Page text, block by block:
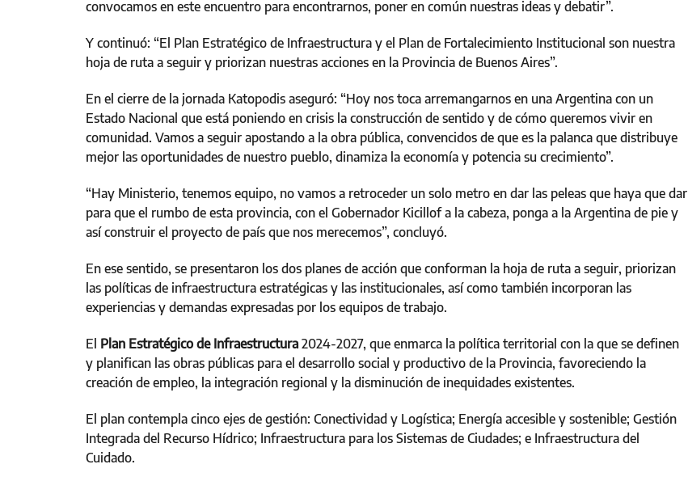
convocamos en este encuentro para encontrarnos, poner en común nuestras ideas y debatir”.
Y continuó: “El Plan Estratégico de Infraestructura y el Plan de Fortalecimiento Institucional son nuestra
hoja de ruta a seguir y priorizan nuestras acciones en la Provincia de Buenos Aires”.
En el cierre de la jornada Katopodis aseguró: “Hoy nos toca arremangarnos en una Argentina con un
Estado Nacional que está poniendo en crisis la construcción de sentido y de cómo queremos vivir en
comunidad. Vamos a seguir apostando a la obra pública, convencidos de que es la palanca que distribuye
mejor las oportunidades de nuestro pueblo, dinamiza la economía y potencia su crecimiento”.
“Hay Ministerio, tenemos equipo, no vamos a retroceder un solo metro en dar las peleas que haya que dar
para que el rumbo de esta provincia, con el Gobernador Kicillof a la cabeza, ponga a la Argentina de pie y
así construir el proyecto de país que nos merecemos”, concluyó.
En ese sentido, se presentaron los dos planes de acción que conforman la hoja de ruta a seguir, priorizan
las políticas de infraestructura estratégicas y las institucionales, así como también incorporan las
experiencias y demandas expresadas por los equipos de trabajo.
El Plan Estratégico de Infraestructura 2024-2027, que enmarca la política territorial con la que se definen
y planifican las obras públicas para el desarrollo social y productivo de la Provincia, favoreciendo la
creación de empleo, la integración regional y la disminución de inequidades existentes.
El plan contempla cinco ejes de gestión: Conectividad y Logística; Energía accesible y sostenible; Gestión
Integrada del Recurso Hídrico; Infraestructura para los Sistemas de Ciudades; e Infraestructura del
Cuidado.